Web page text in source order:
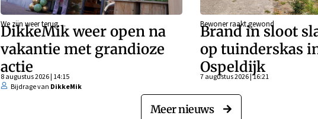
We zijn weer terug…
DikkeMik weer open na
vakantie met grandioze
actie
8 augustus 2026 | 14:15
Bijdrage van DikkeMik
Bewoner raakt gewond
Brand in sloot
op tuinderskas
Ospeldijk
7 augustus 2026 | 16:21
Meer nieuws